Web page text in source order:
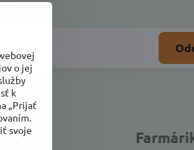
o jej
k
„Prijať
svoje